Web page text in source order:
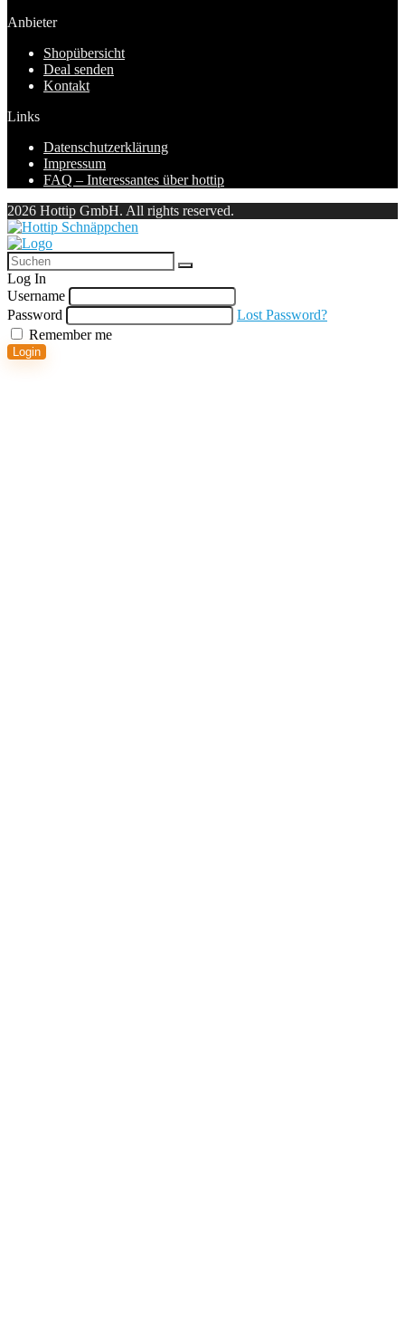
Anbieter
Shopübersicht
Deal senden
Kontakt
Links
Datenschutzerklärung
Impressum
FAQ – Interessantes über hottip
2026 Hottip GmbH. All rights reserved.
Log In
Username
Password
Lost Password?
Remember me
Login